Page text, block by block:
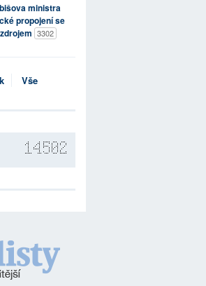
ministra
propojení se
3302
Vše
14502